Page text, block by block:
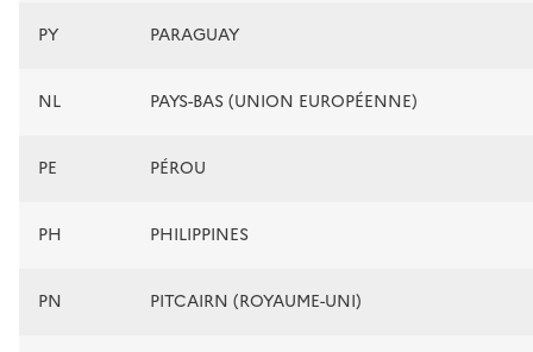
PY PARAGUAY
NL PAYS-BAS (UNION EUROPÉENNE)
PE PÉROU
PH PHILIPPINES
PN PITCAIRN (ROYAUME-UNI)